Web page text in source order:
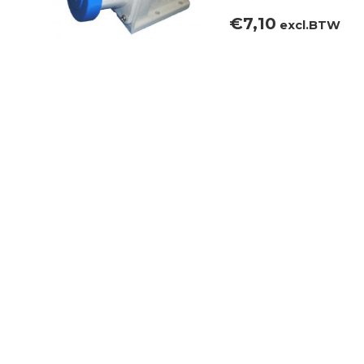
€7,10 excl.BTW